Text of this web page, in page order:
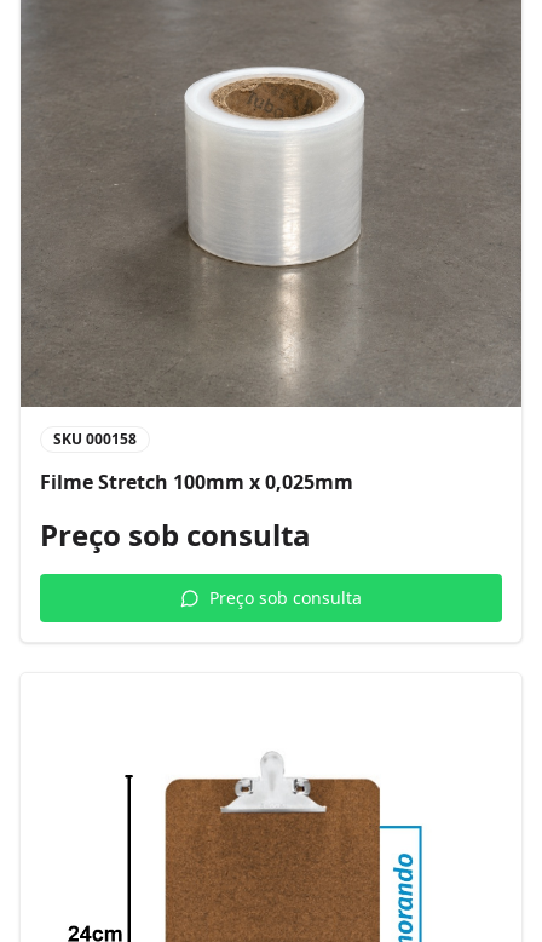
SKU 000158
Filme Stretch 100mm x 0,025mm
Preço sob consulta
Preço sob consulta